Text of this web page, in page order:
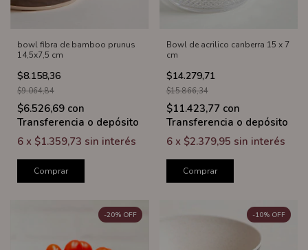
bowl fibra de bamboo prunus
14,5x7,5 cm
$8.158,36
$9.064,84
$6.526,69 con
Transferencia o depósito
6 x $1.359,73 sin interés
Comprar
Bowl de acrilico canberra 15 x 7
cm
$14.279,71
$15.866,34
$11.423,77 con
Transferencia o depósito
6 x $2.379,95 sin interés
Comprar
-20% OFF -10% OFF